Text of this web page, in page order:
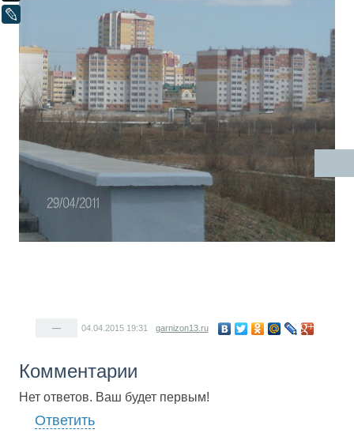
— 04.04.2015 19:31 garnizon13.ru
Комментарии
Нет ответов. Ваш будет первым!
Ответить